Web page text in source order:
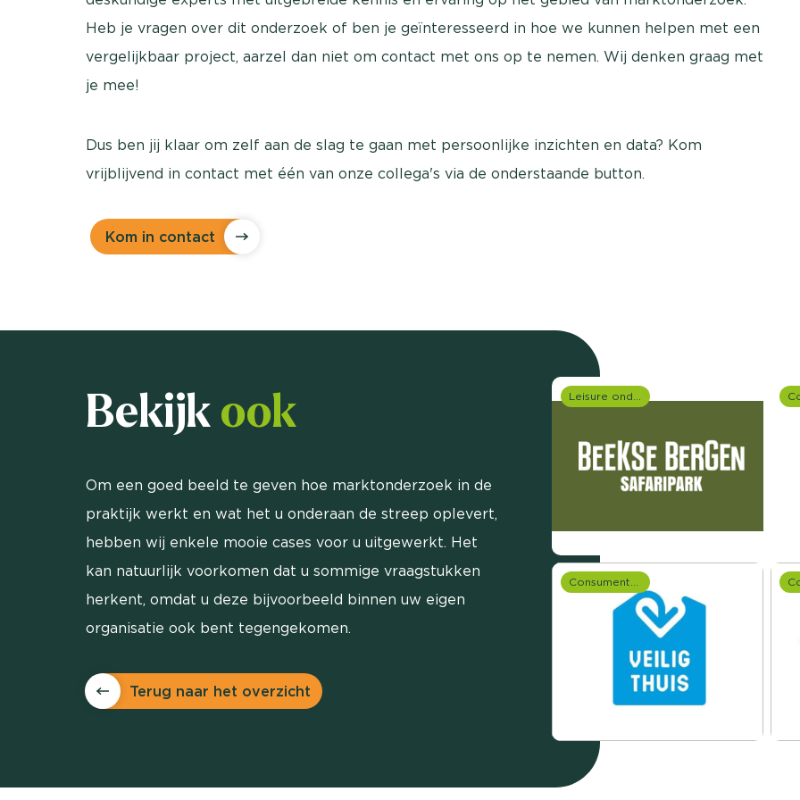
Heb je vragen over dit onderzoek of ben je geïnteresseerd in hoe we kunnen helpen met een
vergelijkbaar project, aarzel dan niet om contact met ons op te nemen. Wij denken graag met
je mee!
Dus ben jij klaar om zelf aan de slag te gaan met persoonlijke inzichten en data? Kom
vrijblijvend in contact met één van onze collega's via de onderstaande button.
Kom in contact
Bekijkook
Om een goed beeld te geven hoe marktonderzoek in de
praktijk werkt en wat het u onderaan de streep oplevert,
hebben wij enkele mooie cases voor u uitgewerkt. Het
kan natuurlijk voorkomen dat u sommige vraagstukken
herkent, omdat u deze bijvoorbeeld binnen uw eigen
organisatie ook bent tegengekomen.
Terug naar het overzicht
Leisure onderzoek
Consumentenonderzoek